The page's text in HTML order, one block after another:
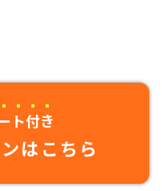
ト付き
はこちら